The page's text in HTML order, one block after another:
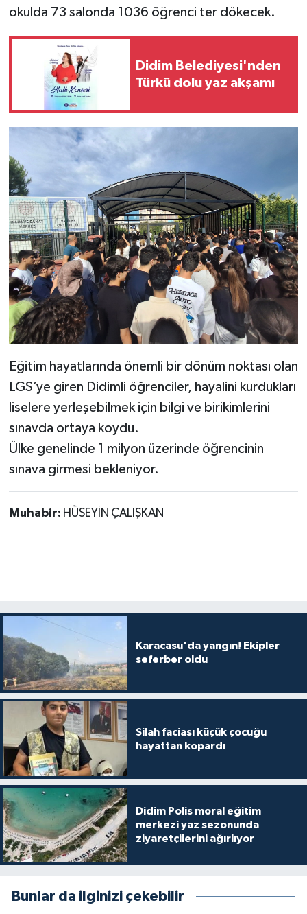
okulda 73 salonda 1036 öğrenci ter dökecek.
Didim Belediyesi'nden
Türkü dolu yaz akşamı
Eğitim hayatlarında önemli bir dönüm noktası olan
LGS’ye giren Didimli öğrenciler, hayalini kurdukları
liselere yerleşebilmek için bilgi ve birikimlerini
sınavda ortaya koydu.
Ülke genelinde 1 milyon üzerinde öğrencinin
sınava girmesi bekleniyor.
Muhabir: HÜSEYİN ÇALIŞKAN
Karacasu'da yangın! Ekipler
seferber oldu
Silah faciası küçük çocuğu
hayattan kopardı
Didim Polis moral eğitim
merkezi yaz sezonunda
ziyaretçilerini ağırlıyor
Bunlar da ilginizi çekebilir